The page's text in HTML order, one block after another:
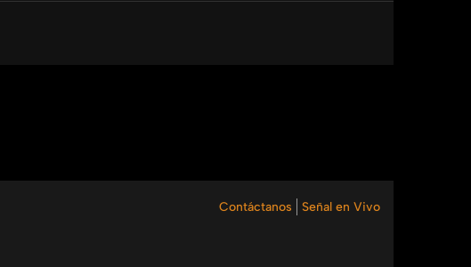
Contáctanos Señal en Vivo